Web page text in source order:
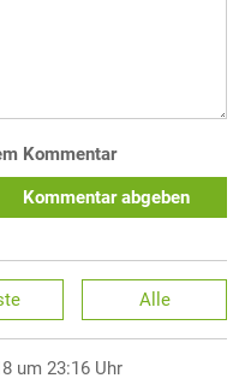
Kommentar
Kommentar abgeben
Alle
um 23:16 Uhr